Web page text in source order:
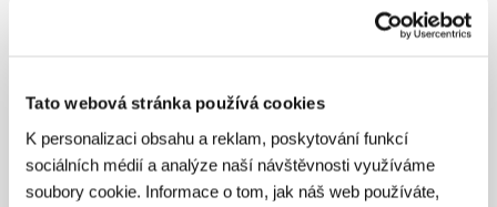
Tato webová stránka používá cookies
K personalizaci obsahu a reklam, poskytování funkcí
sociálních médií a analýze naší návštěvnosti využíváme
soubory cookie. Informace o tom, jak náš web používáte,